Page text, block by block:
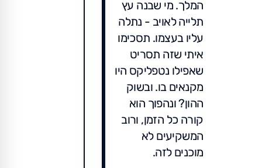
המלך. מי שבנה עץ
תלייה לאויב - נתלה
עליו בעצמו. תסכימו
איתי שזה תסריט
שאפילו נטפליקס היו
מקנאים בו. ובשוק
ההון? ונהפוך הוא
קורה כל הזמן, ורוב
המשקיעים לא
מוכנים לזה.